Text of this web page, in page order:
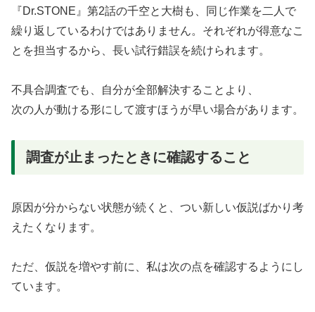
『Dr.STONE』第2話の千空と大樹も、同じ作業を二人で
繰り返しているわけではありません。それぞれが得意なこ
とを担当するから、長い試行錯誤を続けられます。
不具合調査でも、自分が全部解決することより、
次の人が動ける形にして渡すほうが早い場合があります。
調査が止まったときに確認すること
原因が分からない状態が続くと、つい新しい仮説ばかり考
えたくなります。
ただ、仮説を増やす前に、私は次の点を確認するようにし
ています。